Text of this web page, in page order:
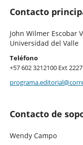
Contacto
John Wilmer Escobar
Universidad del Valle
Teléfono
+57 602 3212100 Ext 2227
Contacto de
Wendy Campo